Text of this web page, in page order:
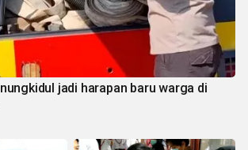
jadi harapan baru warga di